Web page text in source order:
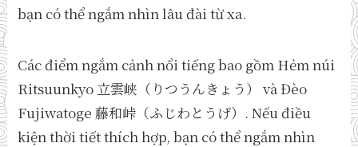
bạn có thể ngắm nhìn lâu đài từ xa.
Các điểm ngắm cảnh nổi tiếng bao gồm Hẻm núi
Ritsuunkyo 立雲峡（りつうんきょう） và Đèo
Fujiwatoge 藤和峠（ふじわとうげ）. Nếu điều
kiện thời tiết thích hợp, bạn có thể ngắm nhìn